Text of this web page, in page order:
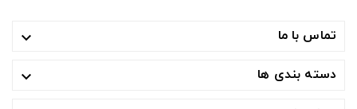
تماس با ما 
دسته بندی ها 